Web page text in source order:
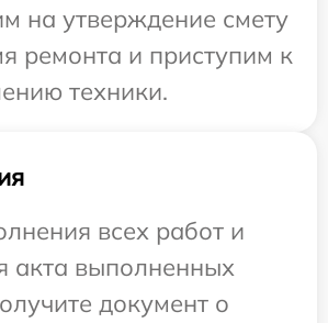
на утверждение смету
ремонта и приступим к
техники.
всех работ и
акта выполненных
документ о